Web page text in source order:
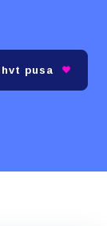
pusa